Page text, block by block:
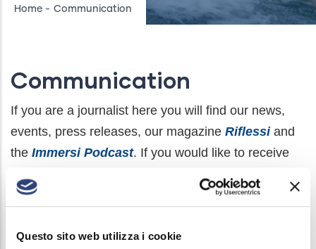
Questo sito web utilizza i cookie
Breadcrumb
Home - Communication
Communication
If you are a journalist here you will find our news,
events, press releases, our magazine Riflessiand
the Immersi Podcast. If you would like to receive
comunicazione@acquebresciane.itto be added